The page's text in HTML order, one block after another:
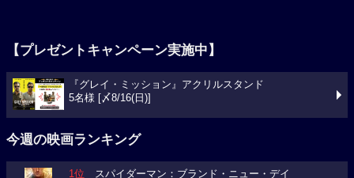
【プレゼントキャンペーン実施中】
『グレイ・ミッション』アクリルスタンド
5名様 [〆8/16(日)]
今週の映画ランキング
1位 スパイダーマン：ブランド・ニュー・デイ